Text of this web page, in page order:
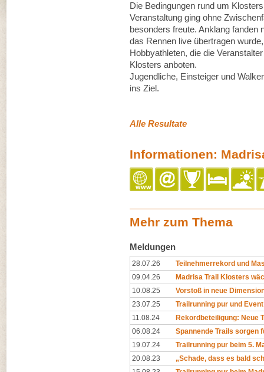
Die Bedingungen rund um
Veranstaltung ging ohne
besonders freute. Anklang fanden
das Rennen live übertragen
Hobbyathleten, die die
Klosters anboten.
Jugendliche, Einsteiger und
ins Ziel.
Alle Resultate
Informationen:
Mehr zum Thema
Meldungen
28.07.26
Teilnehmerrekord und
09.04.26
Madrisa Trail Klosters
10.08.25
Vorstoß in neue
23.07.25
Trailrunning pur und
11.08.24
Rekordbeteiligung: Neue
06.08.24
Spannende Trails sorgen
19.07.24
Trailrunning pur beim 5.
20.08.23
„Schade, dass es bald